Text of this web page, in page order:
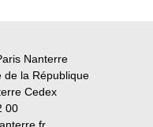
Nanterre
de la République
Cedex
00